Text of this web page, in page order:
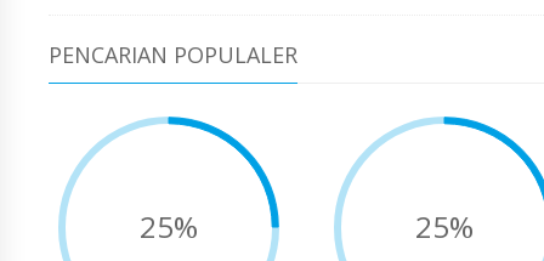
PENCARIAN POPULALER
25% 25%